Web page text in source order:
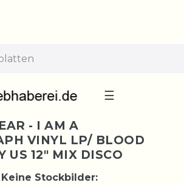
☰
- I AM A
VINYL LP/ BLOOD
US 12" MIX DISCO
Stockbilder: